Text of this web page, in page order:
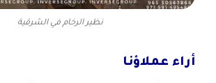
نظير الرخام في الشرقية
أراء عملاؤنا